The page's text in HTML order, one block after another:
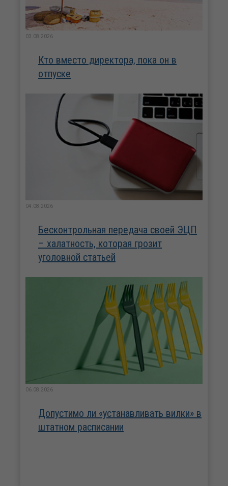
03.08.2026
Кто вместо директора, пока он в
отпуске
04.08.2026
Бесконтрольная передача своей ЭЦП
– халатность, которая грозит
уголовной статьей
06.08.2026
Допустимо ли «устанавливать вилки» в
штатном расписании